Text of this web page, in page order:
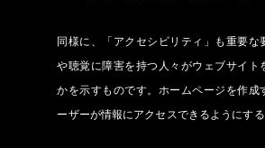
同様に、「アクセシビリティ」も重要な
や聴覚に障害を持つ人々がウェブサイト
かを示すものです。ホームページを作成
ーザーが情報にアクセスできるようにする